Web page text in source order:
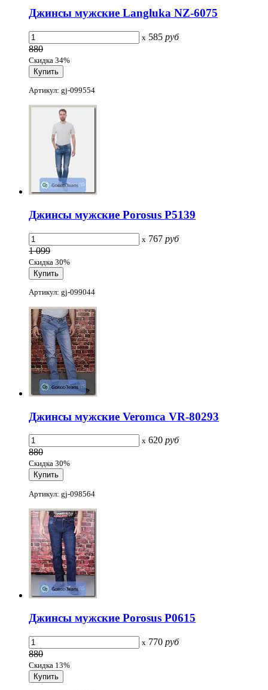
Джинсы мужские Langluka NZ-6075
x 585 руб
880
Скидка 34%
Артикул: gj-099554
Джинсы мужские Porosus P5139
x 767 руб
1 099
Скидка 30%
Артикул: gj-099044
Джинсы мужские Veromca VR-80293
x 620 руб
880
Скидка 30%
Артикул: gj-098564
Джинсы мужские Porosus P0615
x 770 руб
880
Скидка 13%